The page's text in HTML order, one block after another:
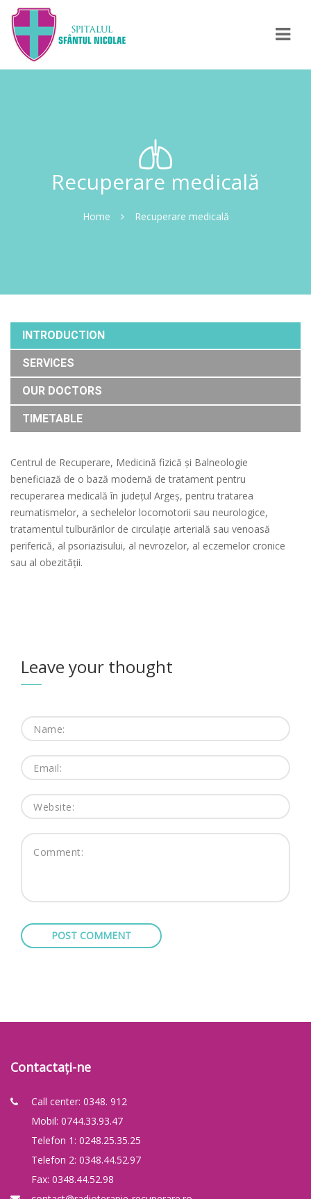
Recuperare medicală
Home Recuperare medicală
INTRODUCTION
SERVICES
OUR DOCTORS
TIMETABLE
Centrul de Recuperare, Medicină fizică și Balneologie
beneficiază de o bază modernă de tratament pentru
recuperarea medicală în județul Argeș, pentru tratarea
reumatismelor, a sechelelor locomotorii sau neurologice,
tratamentul tulburărilor de circulație arterială sau venoasă
periferică, al psoriazisului, al nevrozelor, al eczemelor cronice
sau al obezității.
Leave your thought
Contactați-ne
Call center: 0348. 912
Mobil: 0744.33.93.47
Telefon 1: 0248.25.35.25
Telefon 2: 0348.44.52.97
Fax: 0348.44.52.98